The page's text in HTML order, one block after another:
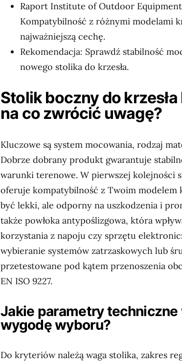
Raport Institute of Outdoor Equipment
Kompatybilność z różnymi modelami
najważniejszą cechę.
Rekomendacja: Sprawdź stabilność
nowego stolika do krzesła.
Stolik boczny do
na co zwrócić uwagę?
Kluczowe są system mocowania, rodzaj
Dobrze dobrany produkt gwarantuje
warunki terenowe. W pierwszej kolejności
oferuje kompatybilność z Twoim modelem
być lekki, ale odporny na uszkodzenia i
także powłoka antypoślizgowa, która
korzystania z napoju czy sprzętu
wybieranie systemów zatrzaskowych lub
przetestowane pod kątem przenoszenia
EN ISO 9227.
Jakie parametry techniczne
wygodę wyboru?
Do kryteriów należą waga stolika, zakres